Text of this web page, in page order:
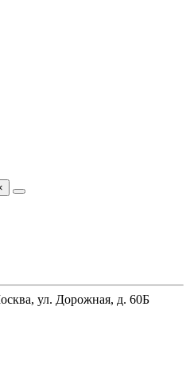
ул. Дорожная, д. 60Б